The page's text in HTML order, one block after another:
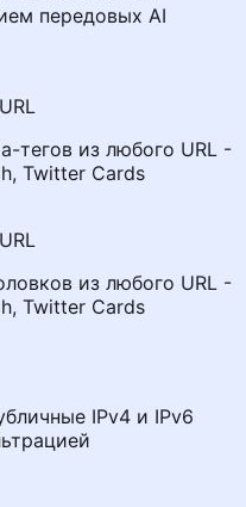
передовых AI
тегов из любого URL -
Twitter Cards
из любого URL -
Twitter Cards
IPv4 и IPv6